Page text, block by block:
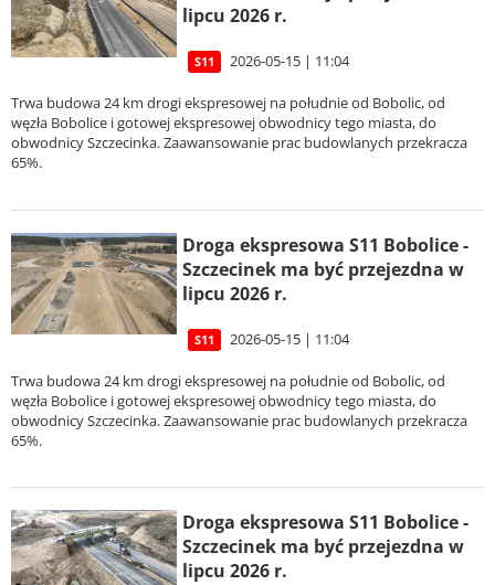
lipcu 2026 r.
S11 2026-05-15 | 11:04
Trwa budowa 24 km drogi ekspresowej na południe od Bobolic, od
węzła Bobolice i gotowej ekspresowej obwodnicy tego miasta, do
obwodnicy Szczecinka. Zaawansowanie prac budowlanych przekracza
65%.
Droga ekspresowa S11 Bobolice -
Szczecinek ma być przejezdna w
lipcu 2026 r.
S11 2026-05-15 | 11:04
Trwa budowa 24 km drogi ekspresowej na południe od Bobolic, od
węzła Bobolice i gotowej ekspresowej obwodnicy tego miasta, do
obwodnicy Szczecinka. Zaawansowanie prac budowlanych przekracza
65%.
Droga ekspresowa S11 Bobolice -
Szczecinek ma być przejezdna w
lipcu 2026 r.